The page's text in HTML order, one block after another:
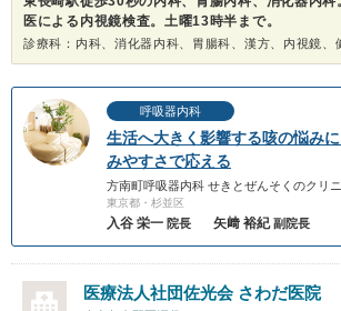
医による内視鏡検査。土曜13時半まで。
呼吸器内科
生活へ大きく影響する咳の悩み
みやすさで応える
方南町呼吸器内科 せきとぜんそくのクリ
東京都・杉並区
入谷 栄一 院長 矢﨑 裕紀 副院長
医療法人社団佐光会 さわだ医院